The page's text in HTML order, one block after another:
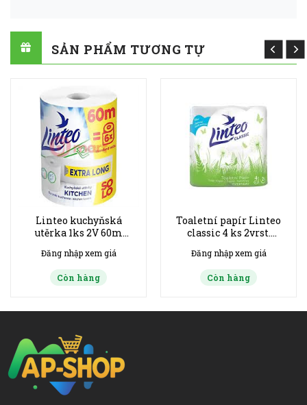
SẢN PHẨM TƯƠNG TỰ
Linteo kuchyňská
utěrka 1ks 2V 60m
Đăng nhập xem giá
Còn hàng
Toaletní papír Linteo
classic 4 ks 2vrst.
Đăng nhập xem giá
Còn hàng